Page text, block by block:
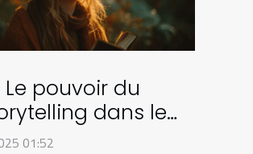
Le pouvoir du
dans le
des marques
01:52